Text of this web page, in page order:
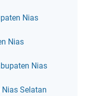
Nias
Nias
Nias
Selatan